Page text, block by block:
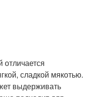
отличается
сладкой мякотью.
выдерживать